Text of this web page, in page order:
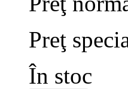
Preţ
În stoc